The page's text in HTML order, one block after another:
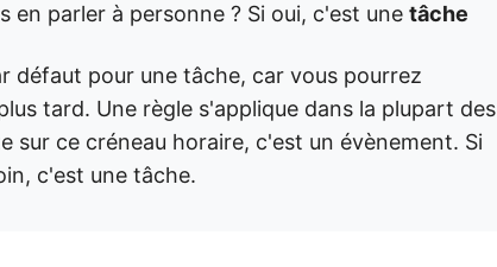
en parler à personne ? Si oui, c'est une tâche
défaut pour une tâche, car vous pourrez
tard. Une règle s'applique dans la plupart des
sur ce créneau horaire, c'est un évènement. Si
c'est une tâche.